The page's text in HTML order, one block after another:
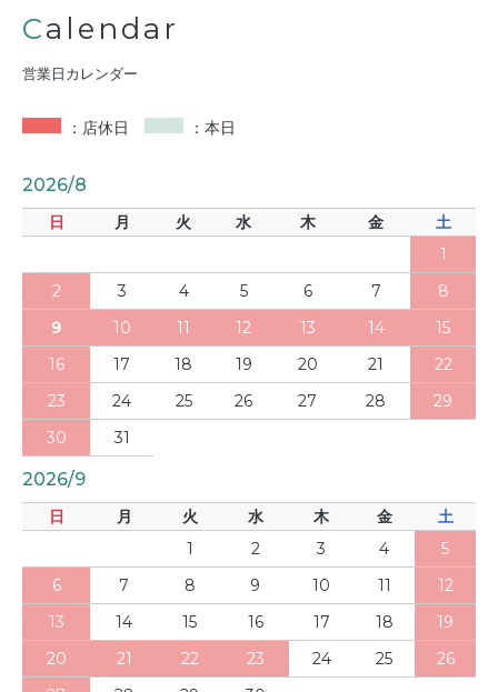
営業日カレンダー
Calendar
：店休日 ：本日
2026/8
日 月 火 水 木 金
土
1
2
3 4 5 6 7
8
9
10 11 12 13 14
15
16
17 18 19 20 21
22
23
24 25 26 27 28
29
30
31
2026/9
日 月 火 水 木 金
土
1
2 3 4
5
6
7 8 9 10 11
12
13
14 15 16 17 18
19
20
21 22 23 24 25
26